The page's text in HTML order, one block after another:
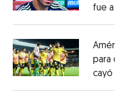
fue
para
cayó